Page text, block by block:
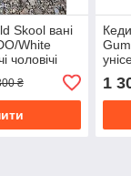
Skool вані
White
чоловічі
₴ 1